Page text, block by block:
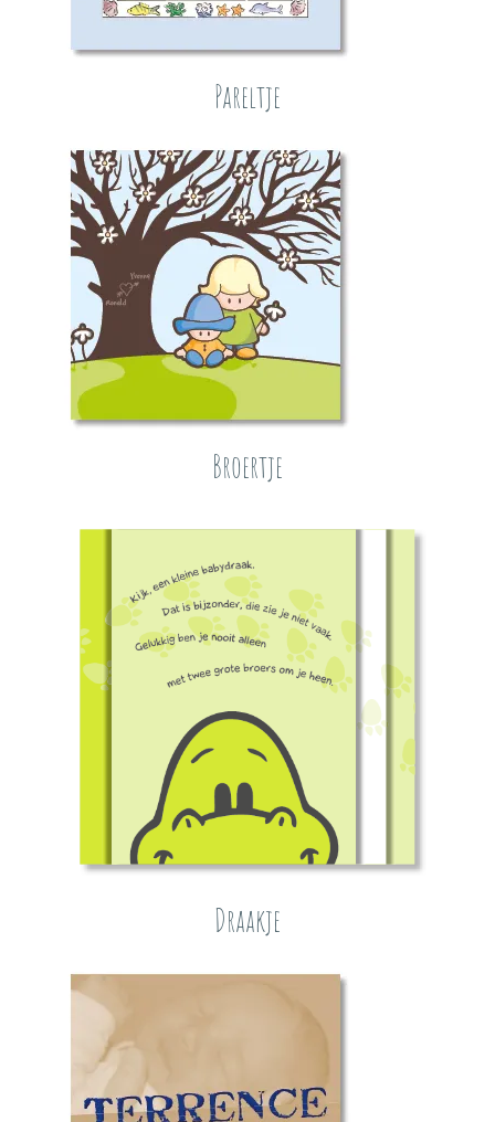
Pareltje
Broertje
Draakje